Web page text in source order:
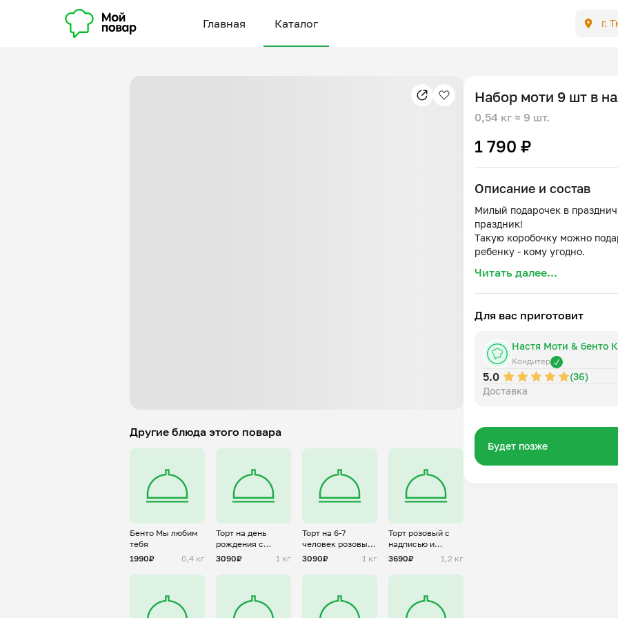
Главная Каталог г.
Другие блюда этого повара
Бенто Мы любим
тебя
1990₽
0,4 кг
Торт на день
рождения с
золотой надписью
3090₽ 1 кг
Торт на 6-7
человек розовый
от Хагрида
3090₽ 1 кг
Торт розовый с
надписью и
бантиками на 6-7
3690₽ 1,2 кг
Набор моти 9 шт в
0,54 кг ≈ 9 шт.
1 790 ₽
Описание и состав
Милый подарочек в
праздник!
Такую коробочку можно
ребенку - кому угодно.
6шт.
Вкусы: клубничный чизкейк,
Читать далее...
Для вас приготовит
Настя Моти & бенто
Кондитер
5.0
(36)
Доставка
Будет позже